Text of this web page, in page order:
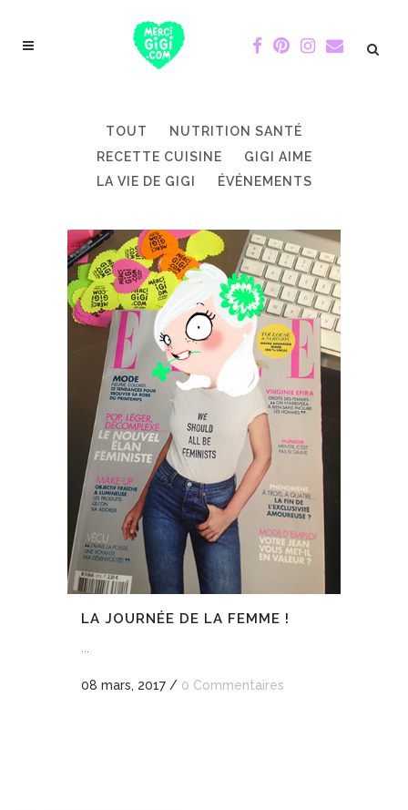
TOUT
NUTRITION SANTÉ
RECETTE CUISINE
GIGI AIME
LA VIE DE GIGI
ÉVÉNEMENTS
LA JOURNÉE DE LA FEMME !
08 mars, 2017 / 0 Commentaires